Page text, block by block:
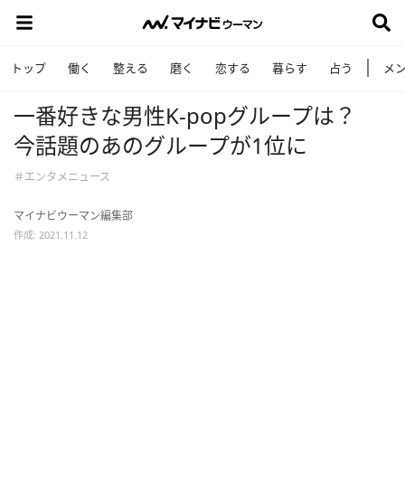
トップ 働く 整える 磨く 恋する 暮らす 占う メ
一番好きな男性K-popグループは？
今話題のあのグループが1位に
＃エンタメニュース
マイナビウーマン編集部
作成: 2021.11.12